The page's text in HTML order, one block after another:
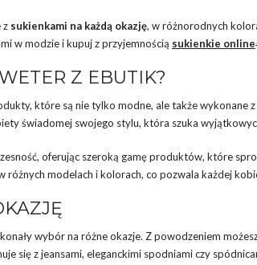
z sukienkami na każdą okazję, w różnorodnych
w modzie i kupuj z przyjemnością sukienkie online
Z EBUTIK?
które są nie tylko modne, ale także wykonane
świadomej swojego stylu, która szuka
oferując szeroką gamę produktów, które
modelach i kolorach, co pozwala każdej
wybór na różne okazje. Z powodzeniem
się z jeansami, eleganckimi spodniami czy